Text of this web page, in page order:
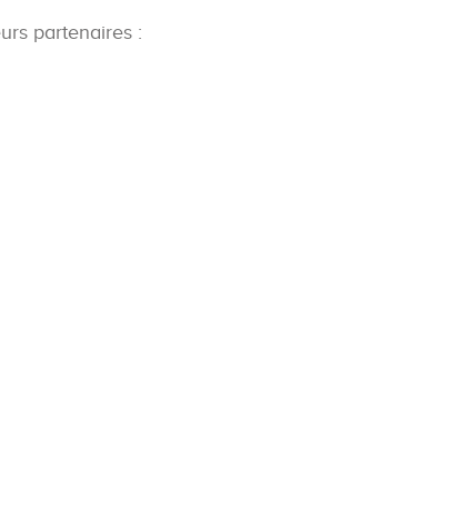
partenaires :